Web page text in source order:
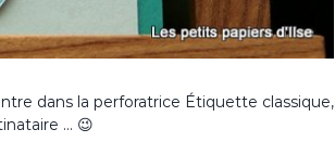
dans la perforatrice Étiquette classique,
… 😉